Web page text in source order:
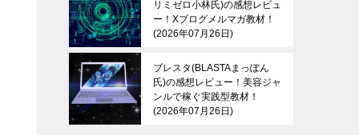
リミゼロ小林氏)の感想レビュ
ー！Xブログメルマガ教材！
2026年07月26日
ブレスタ(BLASTAまっぽん
氏)の感想レビュー！美容ジャ
ンルで稼ぐ実践型教材！
2026年07月26日